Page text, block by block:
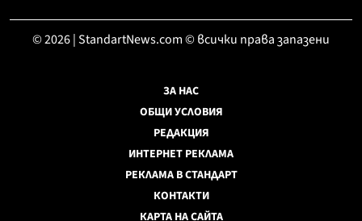
© 2026 | StandartNews.com © всички права запазени
ЗА НАС
ОБЩИ УСЛОВИЯ
РЕДАКЦИЯ
ИНТЕРНЕТ РЕКЛАМА
РЕКЛАМА В СТАНДАРТ
КОНТАКТИ
КАРТА НА САЙТА